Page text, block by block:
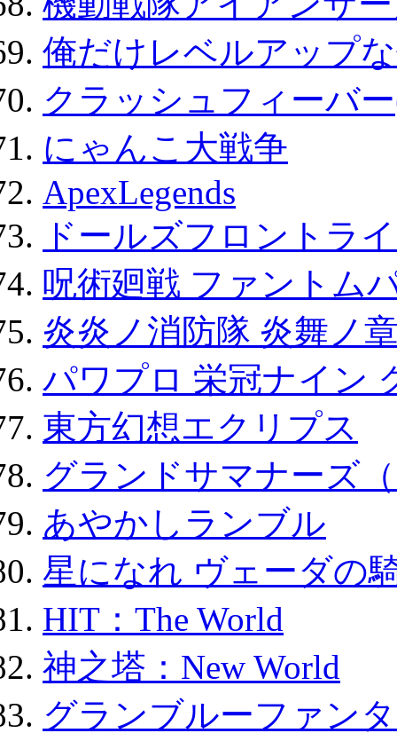
俺だけレベルアップ
クラッシュフィーバ
にゃんこ大戦争
ApexLegends
ドールズフロントラ
呪術廻戦 ファントム
炎炎ノ消防隊 炎舞ノ
パワプロ 栄冠ナイン
東方幻想エクリプス
グランドサマナーズ
あやかしランブル
星になれ ヴェーダの
HIT：The World
神之塔：New World
グランブルーファン